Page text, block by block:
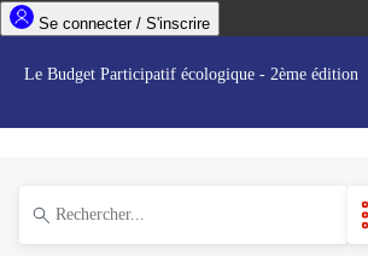
Le Budget Participatif écologique - 2ème édition